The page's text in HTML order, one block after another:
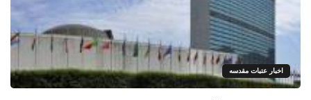
اخبار عتبات مقدسه